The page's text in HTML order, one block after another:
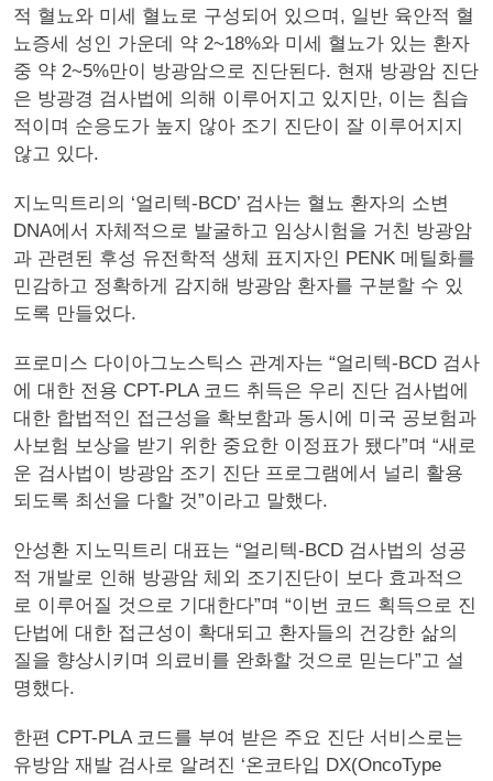
적 혈뇨와 미세 혈뇨로 구성되어 있으며, 일반 육안적 혈
뇨증세 성인 가운데 약 2~18%와 미세 혈뇨가 있는 환자
중 약 2~5%만이 방광암으로 진단된다. 현재 방광암 진단
은 방광경 검사법에 의해 이루어지고 있지만, 이는 침습
적이며 순응도가 높지 않아 조기 진단이 잘 이루어지지
않고 있다.
지노믹트리의 ‘얼리텍-BCD’ 검사는 혈뇨 환자의 소변
DNA에서 자체적으로 발굴하고 임상시험을 거친 방광암
과 관련된 후성 유전학적 생체 표지자인 PENK 메틸화를
민감하고 정확하게 감지해 방광암 환자를 구분할 수 있
도록 만들었다.
프로미스 다이아그노스틱스 관계자는 “얼리텍-BCD 검사
에 대한 전용 CPT-PLA 코드 취득은 우리 진단 검사법에
대한 합법적인 접근성을 확보함과 동시에 미국 공보험과
사보험 보상을 받기 위한 중요한 이정표가 됐다”며 “새로
운 검사법이 방광암 조기 진단 프로그램에서 널리 활용
되도록 최선을 다할 것”이라고 말했다.
안성환 지노믹트리 대표는 “얼리텍-BCD 검사법의 성공
적 개발로 인해 방광암 체외 조기진단이 보다 효과적으
로 이루어질 것으로 기대한다”며 “이번 코드 획득으로 진
단법에 대한 접근성이 확대되고 환자들의 건강한 삶의
질을 향상시키며 의료비를 완화할 것으로 믿는다”고 설
명했다.
한편 CPT-PLA 코드를 부여 받은 주요 진단 서비스로는
유방암 재발 검사로 알려진 ‘온코타입 DX(OncoType